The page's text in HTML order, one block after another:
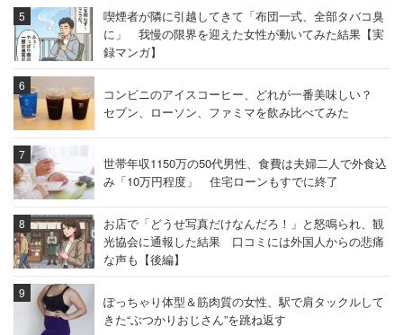
喫煙者が隣に引越してきて「布団一式、全部タバコ臭
に」 我慢の限界を迎えた女性が動いてみた結果【実
録マンガ】
コンビニのアイスコーヒー、どれが一番美味しい？
セブン、ローソン、ファミマを飲み比べてみた
世帯年収1150万の50代男性、食費は夫婦二人で外食込
み「10万円程度」 住宅ローンもすでに終了
お店で「どうせ写真だけなんだろ！」と怒鳴られ、観
光協会に通報した結果 口コミには外国人からの悲痛
な声も【後編】
ぽっちゃり体型＆筋肉質の女性、駅で肩タックルして
きた“ぶつかりおじさん”を跳ね返す